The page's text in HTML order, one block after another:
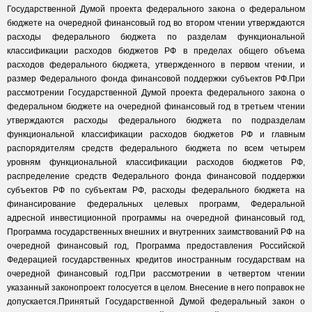
Государственной Думой проекта федерального закона о федеральном
бюджете на очередной финансовый год во втором чтении утверждаются
расходы федерального бюджета по разделам функциональной
классификации расходов бюджетов РФ в пределах общего объема
расходов федерального бюджета, утвержденного в первом чтении, и
размер Федерального фонда финансовой поддержки субъектов РФ.При
рассмотрении Государственной Думой проекта федерального закона о
федеральном бюджете на очередной финансовый год в третьем чтении
утверждаются расходы федерального бюджета по подразделам
функциональной классификации расходов бюджетов РФ и главным
распорядителям средств федерального бюджета по всем четырем
уровням функциональной классификации расходов бюджетов РФ,
распределение средств Федерального фонда финансовой поддержки
субъектов РФ по субъектам РФ, расходы федерального бюджета на
финансирование федеральных целевых программ, Федеральной
адресной инвестиционной программы на очередной финансовый год,
Программа государственных внешних и внутренних заимствований РФ на
очередной финансовый год, Программа предоставления Российской
Федерацией государственных кредитов иностранным государствам на
очередной финансовый год.При рассмотрении в четвертом чтении
указанный законопроект голосуется в целом. Внесение в него поправок не
допускается.Принятый Государственной Думой федеральный закон о